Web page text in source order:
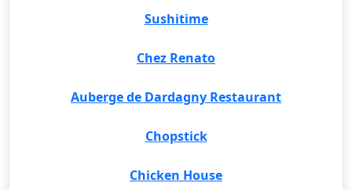
Sushitime
Chez Renato
Auberge de Dardagny Restaurant
Chopstick
Chicken House